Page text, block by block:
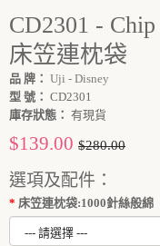
CD2301 -
床笠連枕袋
品 牌： Uji - Disney
型 號： CD2301
庫存狀態： 有現貨
$139.00 $280.00
選項及配件：
床笠連枕袋:1000針絲般綿